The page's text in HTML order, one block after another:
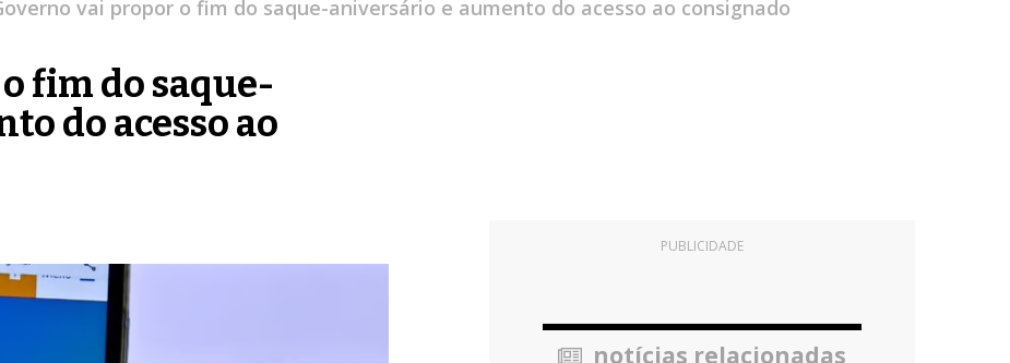
vai propor o fim do saque-aniversário e aumento do acesso ao consignado
fim do saque-
do acesso ao
PUBLICIDADE
notícias relacionadas